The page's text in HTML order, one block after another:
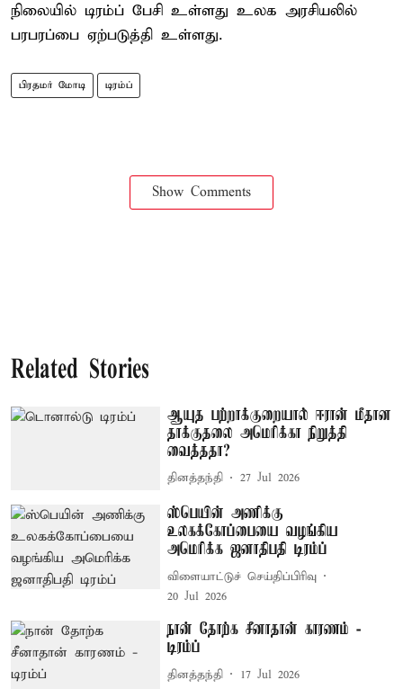
நிலையில் டிரம்ப் பேசி உள்ளது உலக அரசியலில்
பரபரப்பை ஏற்படுத்தி உள்ளது.
பிரதமர் மோடி டிரம்ப்
Show Comments
Related Stories
ஆயுத பற்றாக்குறையால் ஈரான் மீதான
தாக்குதலை அமெரிக்கா நிறுத்தி
வைத்ததா?
தினத்தந்தி 27 Jul 2026
ஸ்பெயின் அணிக்கு
உலகக்கோப்பையை வழங்கிய
அமெரிக்க ஜனாதிபதி டிரம்ப்
விளையாட்டுச் செய்திப்பிரிவு
20 Jul 2026
நான் தோற்க சீனாதான் காரணம் -
டிரம்ப்
தினத்தந்தி 17 Jul 2026